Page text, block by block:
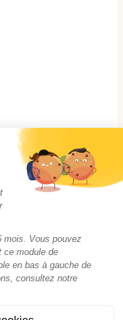
de cookies